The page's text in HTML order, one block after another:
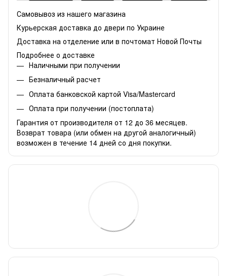
Самовывоз из нашего магазина
Курьерская доставка до двери по Украине
Доставка на отделение или в почтомат Новой Почты
Подробнее о доставке
Наличными при получении
Безналичный расчет
Оплата банковской картой Visa/Mastercard
Оплата при получении (постоплата)
Гарантия от производителя от 12 до 36 месяцев.
Возврат товара (или обмен на другой аналогичный)
возможен в течение 14 дней со дня покупки.